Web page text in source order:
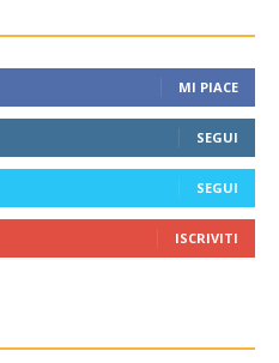
MI PIACE
SEGUI
SEGUI
ISCRIVITI